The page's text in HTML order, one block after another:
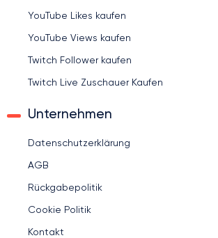
YouTube Likes kaufen
YouTube Views kaufen
Twitch Follower kaufen
Twitch Live Zuschauer Kaufen
Unternehmen
Datenschutzerklärung
AGB
Rückgabepolitik
Cookie Politik
Kontakt